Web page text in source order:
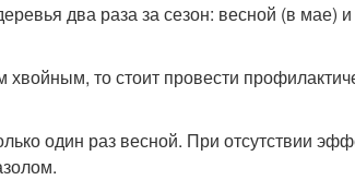
два раза за сезон: весной (в мае)
то стоит провести
один раз весной. При отсутствии